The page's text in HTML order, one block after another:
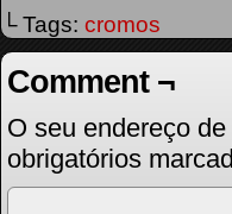
└ Tags: cromos
Comment ¬
O seu endereço
obrigatórios